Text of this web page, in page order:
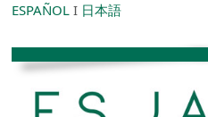
ESPAÑOL I 日本語